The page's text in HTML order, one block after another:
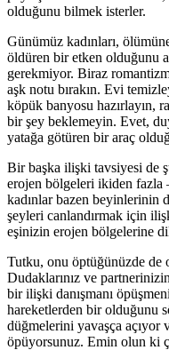
olduğunu bilmek isterler.
Günümüz kadınları,
öldüren bir etken olduğunu
gerekmiyor. Biraz
aşk notu bırakın. Evi
köpük banyosu hazırlayın,
bir şey beklemeyin. Evet,
yatağa götüren bir araç
Bir başka ilişki tavsiyesi de
erojen bölgeleri ikiden fazla
kadınlar bazen beyinlerinin
şeyleri canlandırmak için
eşinizin erojen bölgelerine
Tutku, onu öptüğünüzde de
Dudaklarınız ve
bir ilişki danışmanı
hareketlerden bir olduğunu
düğmelerini yavaşça açıyor
öpüyorsunuz. Emin olun ki